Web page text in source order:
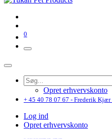
0
Opret erhvervskonto
+ 45 40 78 07 67 - Frederik Kjær
Log ind
Opret erhvervskonto